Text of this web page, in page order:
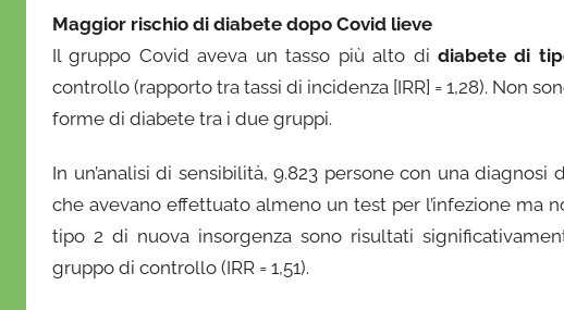
Maggior rischio di diabete dopo Covid lieve
Il gruppo Covid aveva un tasso più alto di diabete di
controllo (rapporto tra tassi di incidenza [IRR] = 1,28). Non
forme di diabete tra i due gruppi.
In un’analisi di sensibilità, 9.823 persone con una
che avevano effettuato almeno un test per l’infezione ma
tipo 2 di nuova insorgenza sono risultati
gruppo di controllo (IRR = 1,51).